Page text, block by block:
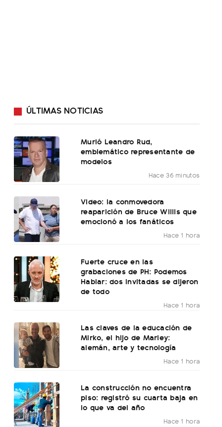
ÚLTIMAS NOTICIAS
Murió Leandro Rud,
emblemático representante de
modelos
Hace 36 minutos
Video: la conmovedora
reaparición de Bruce Willis que
emocionó a los fanáticos
Hace 1 hora
Fuerte cruce en las
grabaciones de PH: Podemos
Hablar: dos invitadas se dijeron
de todo
Hace 1 hora
Las claves de la educación de
Mirko, el hijo de Marley:
alemán, arte y tecnología
Hace 1 hora
La construcción no encuentra
piso: registró su cuarta baja en
lo que va del año
Hace 1 hora